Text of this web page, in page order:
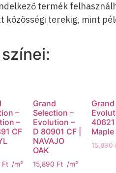
termék
közösségi terekig, mint
–
–
CF
Ft /m²
Grand
Selection –
Evolution –
D 80901 CF |
NAVAJO
OAK
15,890 Ft /m²
15,890